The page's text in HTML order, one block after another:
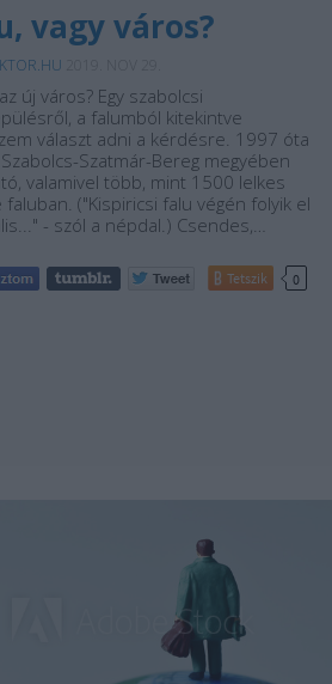
vagy város?
új város? Egy szabolcsi
a falumból kitekintve
választ adni a kérdésre. 1997 óta
Szatmár-Bereg megyében
valamivel több, mint 1500 lelkes
faluban. ("Kispiricsi falu végén folyik el
- szól a népdal.) Csendes,…
Tetszik 0